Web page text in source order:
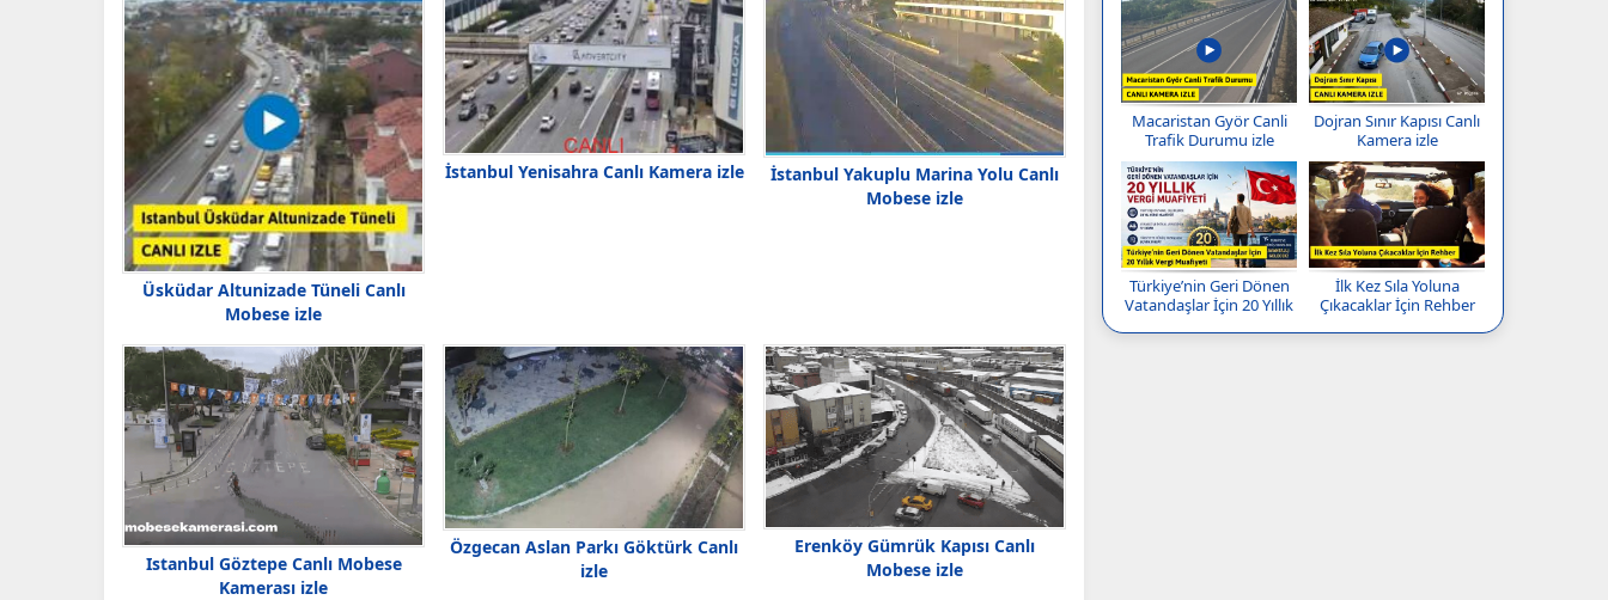
Üsküdar Altunizade Tüneli Canlı
Mobese izle
İstanbul Yenisahra Canlı Kamera izle
İstanbul Yakuplu Marina Yolu Canlı
Mobese izle
Istanbul Göztepe Canlı Mobese
Kamerası izle
Özgecan Aslan Parkı Göktürk Canlı
izle
Erenköy Gümrük Kapısı Canlı
Mobese izle
Macaristan Györ Canli
Trafik Durumu izle
Dojran Sınır Kapısı Canlı
Kamera izle
Türkiye’nin Geri Dönen
Vatandaşlar İçin 20 Yıllık
İlk Kez Sıla Yoluna
Çıkacaklar İçin Rehber